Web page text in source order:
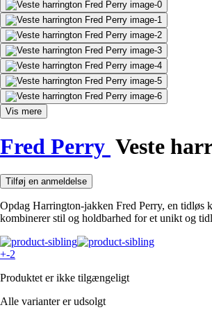
Vis mere
Fred Perry Veste
Tilføj en anmeldelse
Opdag Harrington-jakken Fred Perry, en tidløs
kombinerer stil og holdbarhed for et unikt og
+-2
Produktet er ikke tilgængeligt
Alle varianter er udsolgt